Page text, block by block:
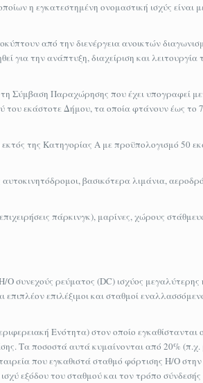
η εγκατεστημένη ονομαστική ισχύς είναι
από την διενέργεια ανοικτών
την ανάπτυξη, διαχείριση και λειτουργία
Σύμβαση Παραχώρησης που έχει υπογραφεί
εκάστοτε Δήμου, τα οποία φτάνουν έως το
της Κατηγορίας Α με προϋπολογισμό 50
βασικότερα λιμάνια,
πάρκινγκ), μαρίνες, χώρους
Ο συνεχούς ρεύματος (DC) ισχύος
επιπλέον επιλέξιμοι και σταθμοί
Ενότητα) στον οποίο εγκαθίστανται
Τα ποσοστά αυτά κυμαίνονται από 20% (π.χ.
που εγκαθιστά σταθμό φόρτισης Η/Ο
εξόδου του σταθμού και τον τρόπο σύνδεσής